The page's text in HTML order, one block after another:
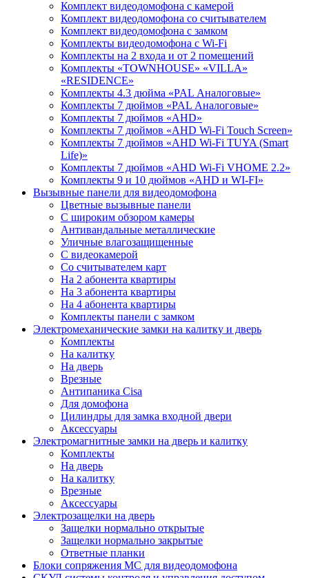
Комплект видеодомофона с камерой
Комплект видеодомофона со считывателем
Комплект видеодомофона c замком
Комплекты видеодомофона с Wi-Fi
Комплекты на 2 входа и от 2 помещений
Комплекты «TOWNHOUSE» «VILLA»
«RESIDENCE»
Комплекты 4.3 дюйма «PAL Аналоговые»
Комплекты 7 дюймов «PAL Аналоговые»
Комплекты 7 дюймов «AHD»
Комплекты 7 дюймов «AHD Wi-Fi Touch Screen»
Комплекты 7 дюймов «AHD Wi-Fi TUYA (Smart
Life)»
Комплекты 7 дюймов «AHD Wi-Fi VHOME 2.2»
Комплекты 9 и 10 дюймов «AHD и WI-FI»
Вызывные панели для видеодомофона
Цветные вызывные панели
С широким обзором камеры
Антивандальные металлические
Уличные влагозащищенные
С видеокамерой
Со считывателем карт
На 2 абонента квартиры
На 3 абонента квартиры
На 4 абонента квартиры
Комплекты панели с замком
Электромеханические замки на калитку и дверь
Комплекты
На калитку
На дверь
Врезные
Антипаника Cisa
Для домофона
Цилиндры для замка входной двери
Аксессуары
Электромагнитные замки на дверь и калитку
Комплекты
На дверь
На калитку
Врезные
Аксессуары
Электрозащелки на дверь
Защелки нормально открытые
Защелки нормально закрытые
Ответные планки
Блоки сопряжения МС для видеодомофона